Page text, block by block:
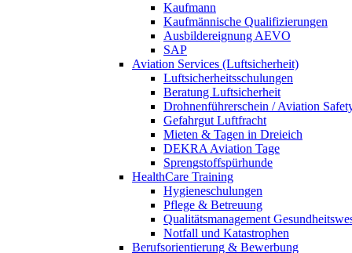
Kaufmann
Kaufmännische Qualifizierungen
Ausbildereignung AEVO
SAP
Aviation Services (Luftsicherheit)
Luftsicherheitsschulungen
Beratung Luftsicherheit
Drohnenführerschein / Aviation
Gefahrgut Luftfracht
Mieten & Tagen in Dreieich
DEKRA Aviation Tage
Sprengstoffspürhunde
HealthCare Training
Hygieneschulungen
Pflege & Betreuung
Qualitätsmanagement
Notfall und Katastrophen
Berufsorientierung & Bewerbung